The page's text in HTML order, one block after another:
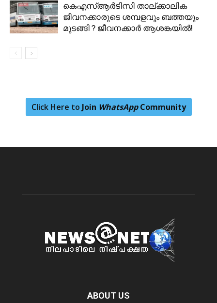
കെഎസ്ആർടിസി താല്ക്കാലിക
ജീവനക്കാരുടെ ശമ്പളവും ബത്തയും
മുടങ്ങി ? ജീവനക്കാർ ആശങ്കയിൽ!
Click Here to Join WhatsAppCommunity
ABOUT US